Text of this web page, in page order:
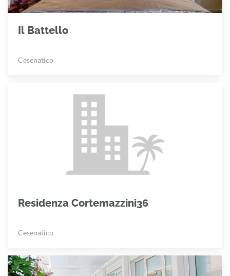
Il Battello
Cesenatico
Residenza Cortemazzini36
Cesenatico